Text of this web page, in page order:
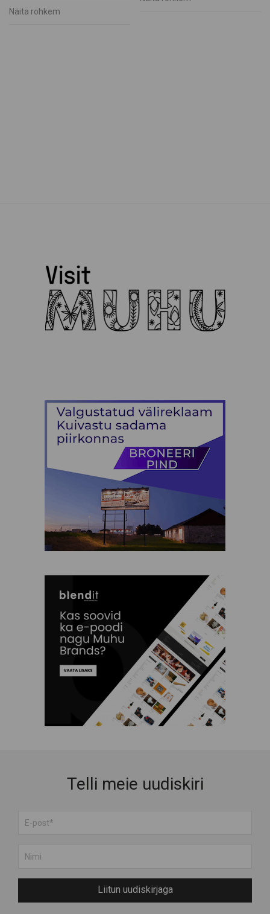
Kinkekaardid
Näita rohkem
Telli meie uudiskiri
Liitun uudiskirjaga